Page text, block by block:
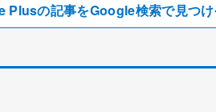
Plusの記事をGoogle検索で見つ